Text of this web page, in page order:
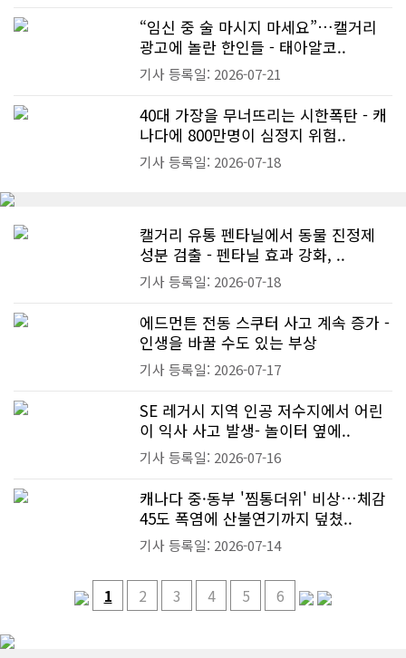
“임신 중 술 마시지 마세요”…캘거리
광고에 놀란 한인들 - 태아알코..
기사 등록일: 2026-07-21
40대 가장을 무너뜨리는 시한폭탄 - 캐
나다에 800만명이 심정지 위험..
기사 등록일: 2026-07-18
캘거리 유통 펜타닐에서 동물 진정제
성분 검출 - 펜타닐 효과 강화, ..
기사 등록일: 2026-07-18
에드먼튼 전동 스쿠터 사고 계속 증가 -
인생을 바꿀 수도 있는 부상
기사 등록일: 2026-07-17
SE 레거시 지역 인공 저수지에서 어린
이 익사 사고 발생- 놀이터 옆에..
기사 등록일: 2026-07-16
캐나다 중·동부 '찜통더위' 비상…체감
45도 폭염에 산불연기까지 덮쳤..
기사 등록일: 2026-07-14
1 2 3 4 5 6